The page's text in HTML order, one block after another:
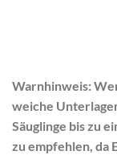
Warnhinweis:
weiche
Säuglinge bis zu
zu empfehlen, da